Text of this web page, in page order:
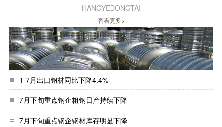
HANGYEDONGTAI
杳看更多>
1-7月出口钢材同比下降4.4%
7月下旬重点钢企粗钢日产持续下降
7月下旬重点钢企钢材库存明显下降